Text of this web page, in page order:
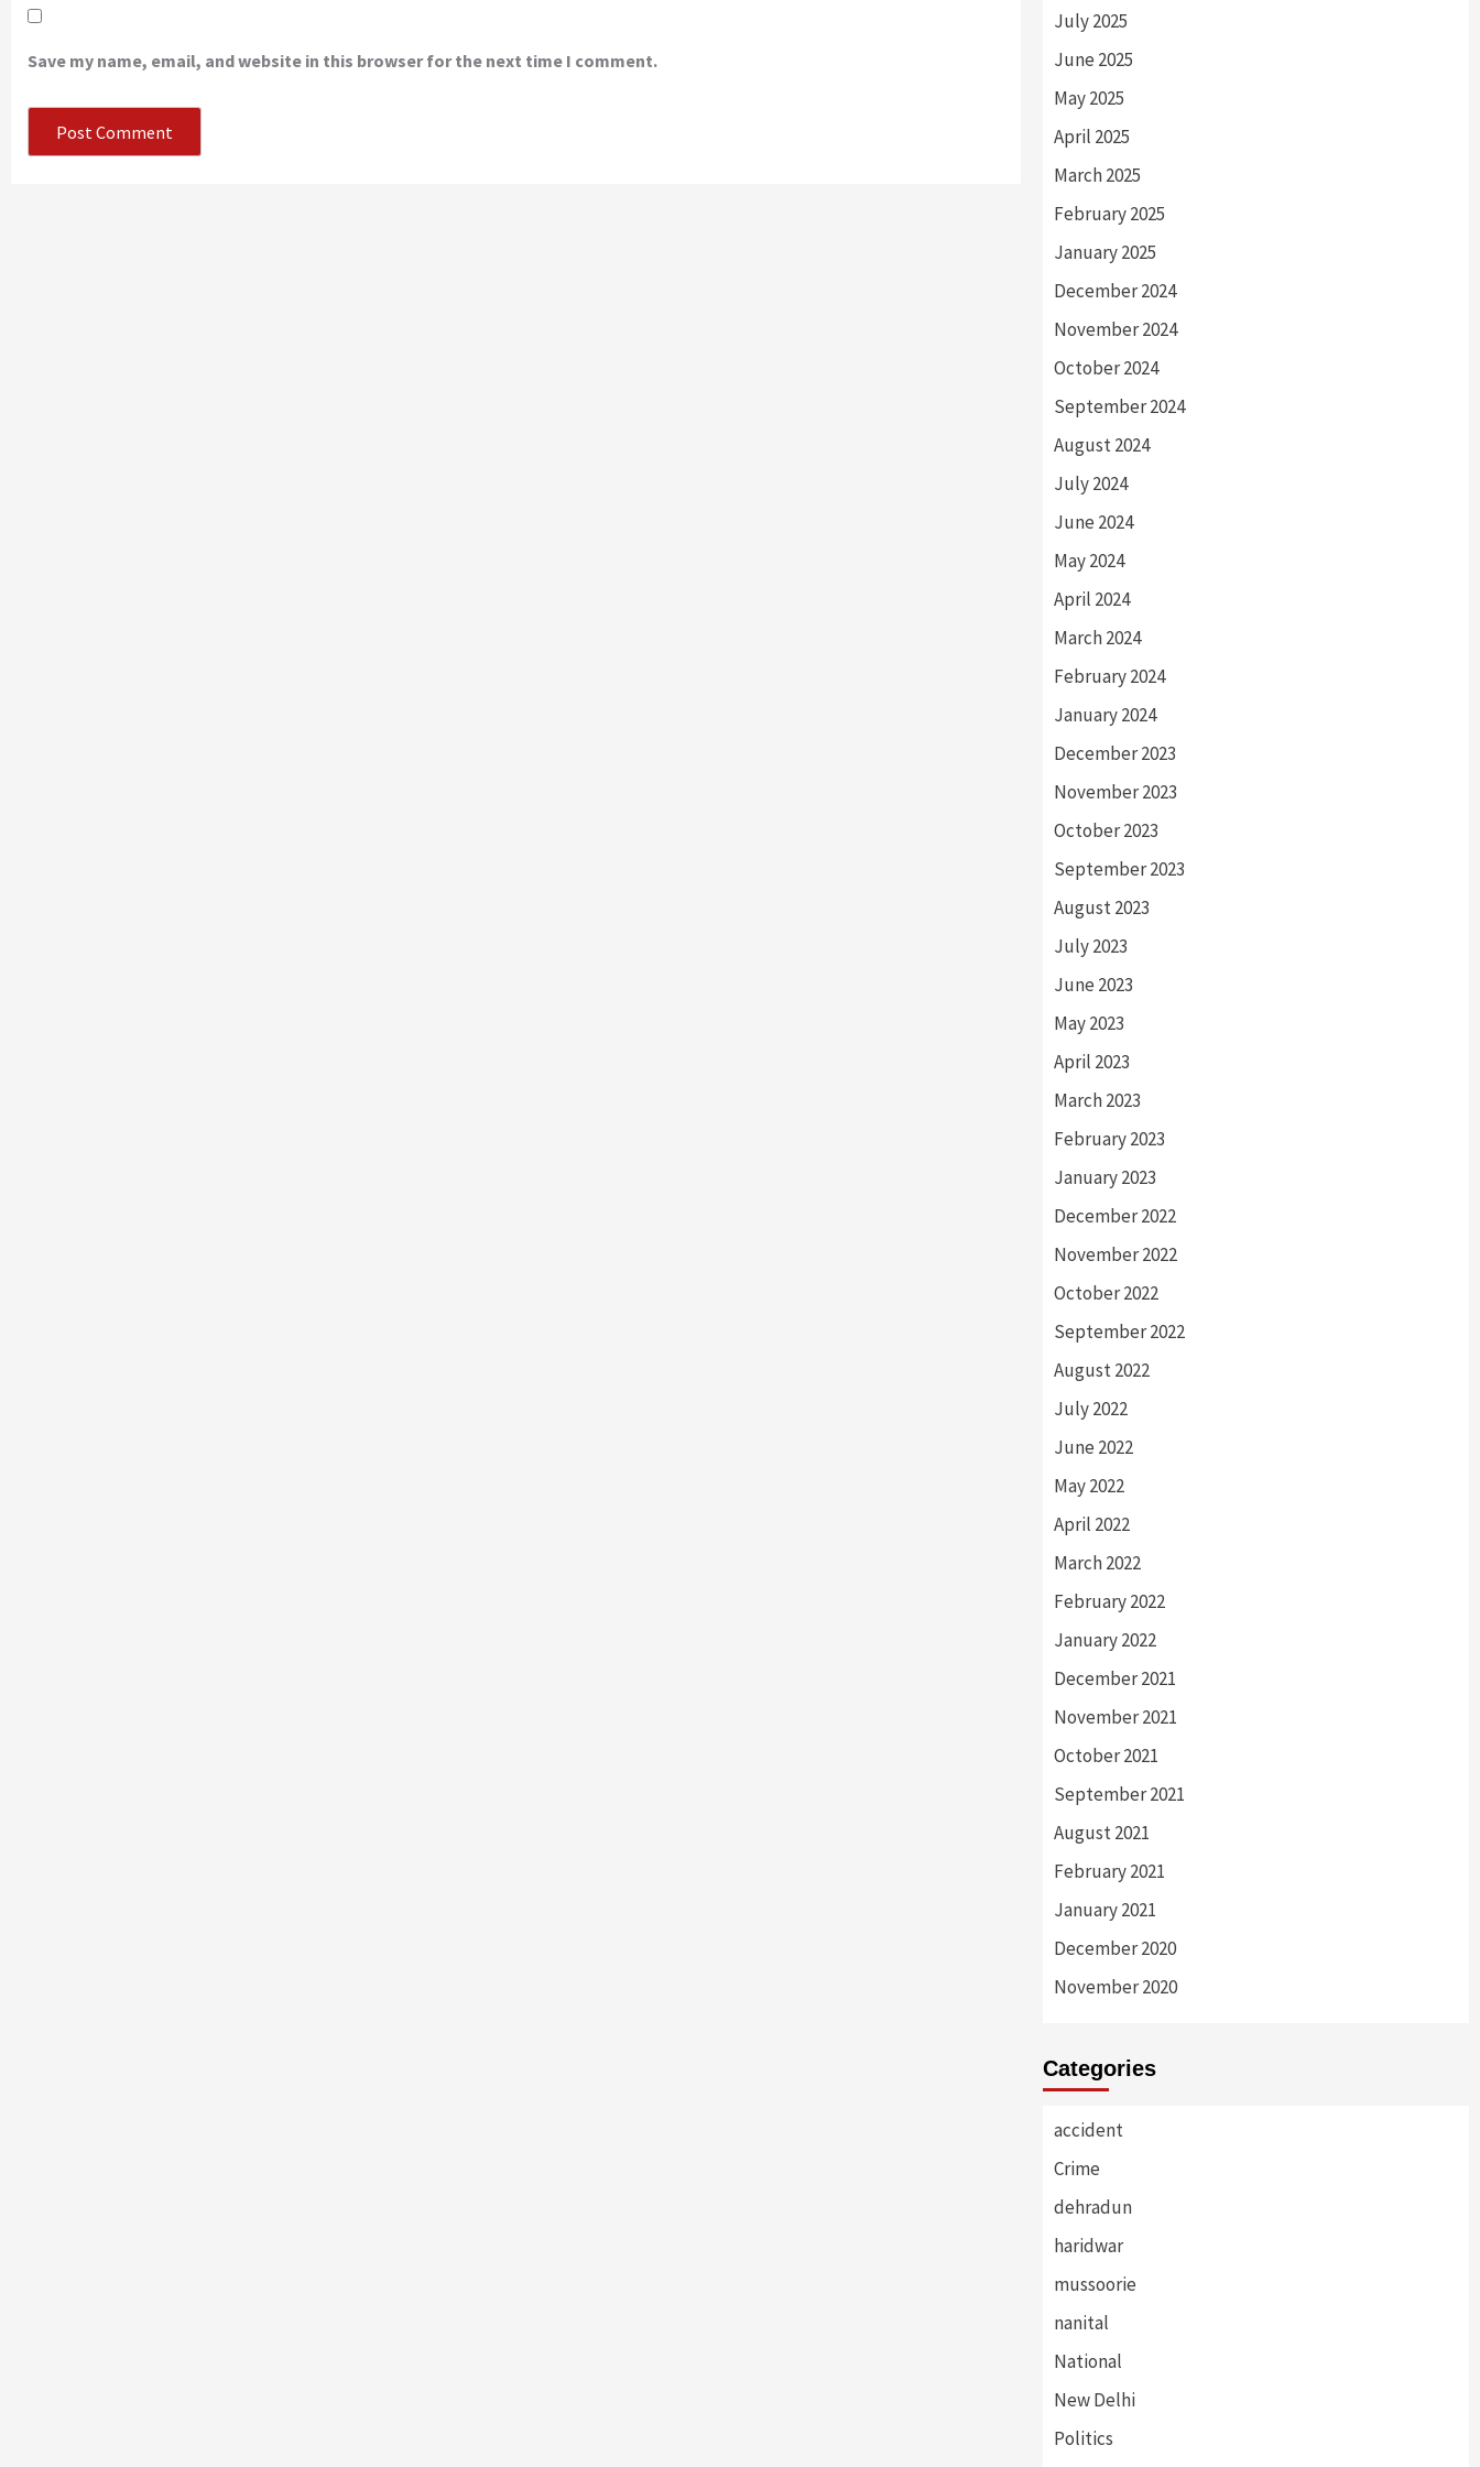
Save my name, email, and website in this browser for the next time I comment.
July 2025
June 2025
May 2025
April 2025
March 2025
February 2025
January 2025
December 2024
November 2024
October 2024
September 2024
August 2024
July 2024
June 2024
May 2024
April 2024
March 2024
February 2024
January 2024
December 2023
November 2023
October 2023
September 2023
August 2023
July 2023
June 2023
May 2023
April 2023
March 2023
February 2023
January 2023
December 2022
November 2022
October 2022
September 2022
August 2022
July 2022
June 2022
May 2022
April 2022
March 2022
February 2022
January 2022
December 2021
November 2021
October 2021
September 2021
August 2021
February 2021
January 2021
December 2020
November 2020
Categories
accident
Crime
dehradun
haridwar
mussoorie
nanital
National
New Delhi
Politics